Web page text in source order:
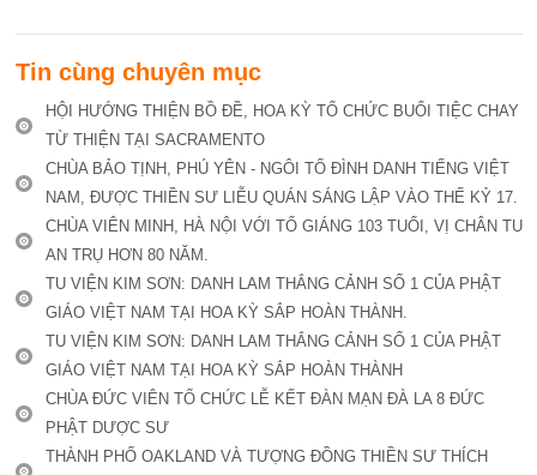
Tin cùng chuyên mục
HỘI HƯỚNG THIỆN BỒ ĐỀ, HOA KỲ TỔ CHỨC BUỔI TIỆC CHAY
TỪ THIỆN TẠI SACRAMENTO
CHÙA BẢO TỊNH, PHÚ YÊN - NGÔI TỔ ĐÌNH DANH TIẾNG VIỆT
NAM, ĐƯỢC THIỀN SƯ LIỄU QUÁN SÁNG LẬP VÀO THẾ KỶ 17.
CHÙA VIÊN MINH, HÀ NỘI VỚI TỔ GIÁNG 103 TUỔI, VỊ CHÂN TU
AN TRỤ HƠN 80 NĂM.
TU VIỆN KIM SƠN: DANH LAM THẮNG CẢNH SỐ 1 CỦA PHẬT
GIÁO VIỆT NAM TẠI HOA KỲ SẮP HOÀN THÀNH.
TU VIỆN KIM SƠN: DANH LAM THẮNG CẢNH SỐ 1 CỦA PHẬT
GIÁO VIỆT NAM TẠI HOA KỲ SẮP HOÀN THÀNH
CHÙA ĐỨC VIÊN TỔ CHỨC LỄ KẾT ĐÀN MẠN ĐÀ LA 8 ĐỨC
PHẬT DƯỢC SƯ
THÀNH PHỐ OAKLAND VÀ TƯỢNG ĐỒNG THIỀN SƯ THÍCH